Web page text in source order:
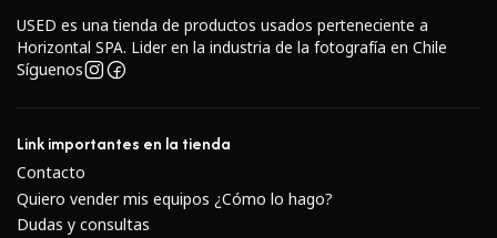
USED es una tienda de productos usados perteneciente a
Horizontal SPA. Lider en la industria de la fotografía en Chile
Síguenos
Link importantes en la tienda
Contacto
Quiero vender mis equipos ¿Cómo lo hago?
Dudas y consultas